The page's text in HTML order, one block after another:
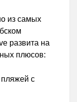
из самых
развита на
плюсов:
с